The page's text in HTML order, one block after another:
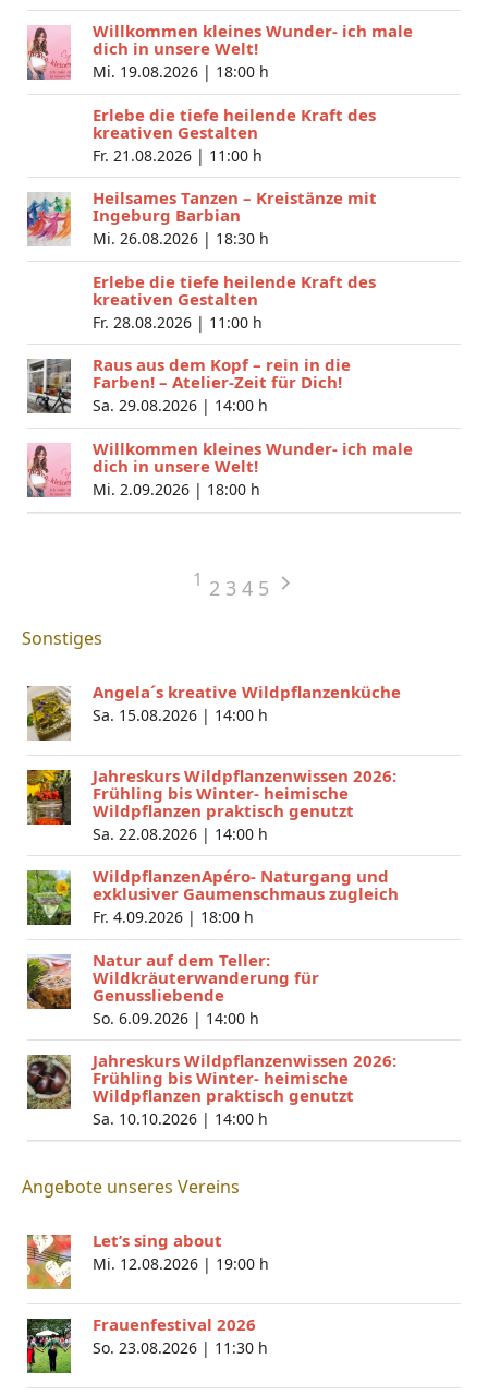
Willkommen kleines Wunder- ich male
dich in unsere Welt!
Mi. 19.08.2026 | 18:00 h
Erlebe die tiefe heilende Kraft des
kreativen Gestalten
Fr. 21.08.2026 | 11:00 h
Heilsames Tanzen – Kreistänze mit
Ingeburg Barbian
Mi. 26.08.2026 | 18:30 h
Erlebe die tiefe heilende Kraft des
kreativen Gestalten
Fr. 28.08.2026 | 11:00 h
Raus aus dem Kopf – rein in die
Farben! – Atelier-Zeit für Dich!
Sa. 29.08.2026 | 14:00 h
Willkommen kleines Wunder- ich male
dich in unsere Welt!
Mi. 2.09.2026 | 18:00 h
1 2 3 4 5
Sonstiges
Angela´s kreative Wildpflanzenküche
Sa. 15.08.2026 | 14:00 h
Jahreskurs Wildpflanzenwissen 2026:
Frühling bis Winter- heimische
Wildpflanzen praktisch genutzt
Sa. 22.08.2026 | 14:00 h
WildpflanzenApéro- Naturgang und
exklusiver Gaumenschmaus zugleich
Fr. 4.09.2026 | 18:00 h
Natur auf dem Teller:
Wildkräuterwanderung für
Genussliebende
So. 6.09.2026 | 14:00 h
Jahreskurs Wildpflanzenwissen 2026:
Frühling bis Winter- heimische
Wildpflanzen praktisch genutzt
Sa. 10.10.2026 | 14:00 h
Angebote unseres Vereins
Let’s sing about
Mi. 12.08.2026 | 19:00 h
Frauenfestival 2026
So. 23.08.2026 | 11:30 h